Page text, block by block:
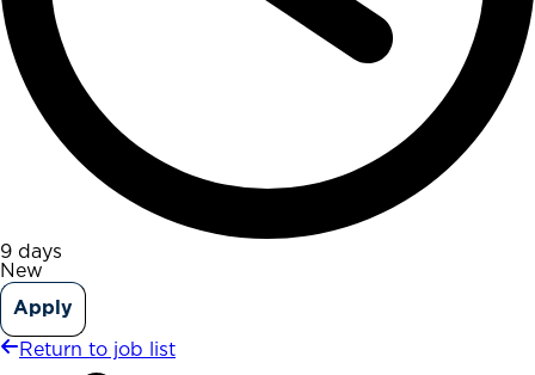
9 days
New
Apply
Return to job list